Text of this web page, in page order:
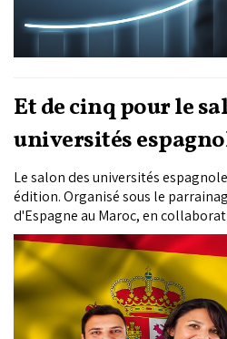
Et de cinq pour le
universités
Le salon des universités
édition. Organisé sous le
d'Espagne au Maroc, en
Carrefour et le Service Espagnol
l'Internationalisation de
est destiné aux...